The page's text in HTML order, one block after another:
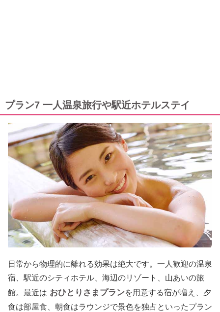
プラン7 一人温泉旅行や駅近ホテルステイ
日常から物理的に離れる効果は絶大です。一人歓迎の温泉
宿、駅近のシティホテル、海辺のリゾート、山あいの旅
館。最近は おひとりさまプランを用意する宿が増え、夕
食は部屋食、朝食はラウンジで景色を独占といったプラン